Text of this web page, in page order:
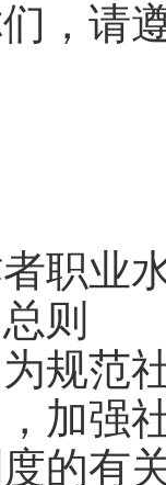
，请
业水
则
范社
加强
的有